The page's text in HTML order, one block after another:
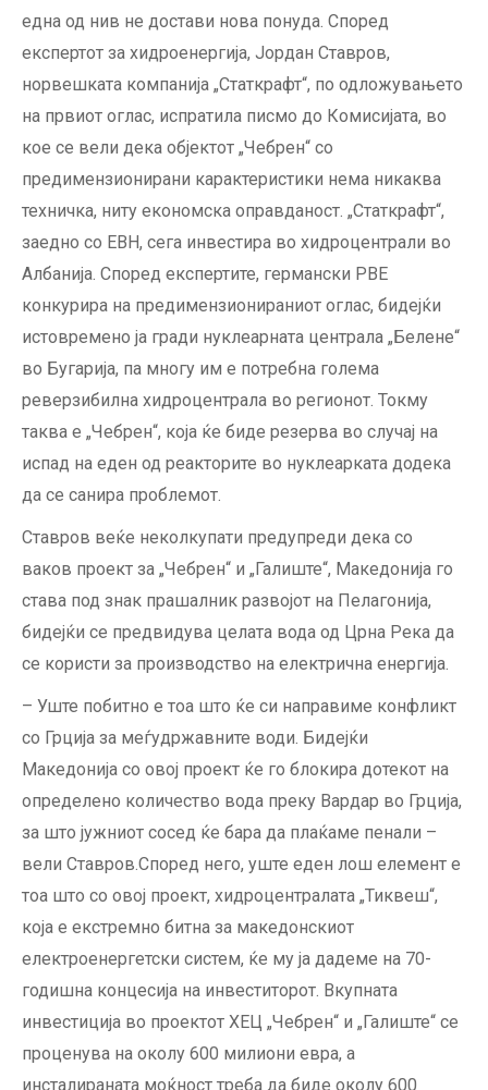
една од нив не достави нова понуда. Според
експертот за хидроенергија, Јордан Ставров,
норвешката компанија „Статкрафт“, по одложувањето
на првиот оглас, испратила писмо до Комисијата, во
кое се вели дека објектот „Чебрен“ со
предимензионирани карактеристики нема никаква
техничка, ниту економска оправданост. „Статкрафт“,
заедно со ЕВН, сега инвестира во хидроцентрали во
Албанија. Според експертите, германски РВЕ
конкурира на предимензионираниот оглас, бидејќи
истовремено ја гради нуклеарната централа „Белене“
во Бугарија, па многу им е потребна голема
реверзибилна хидроцентрала во регионот. Токму
таква е „Чебрен“, која ќе биде резерва во случај на
испад на еден од реакторите во нуклеарката додека
да се санира проблемот.
Ставров веќе неколкупати предупреди дека со
ваков проект за „Чебрен“ и „Галиште“, Македонија го
става под знак прашалник развојот на Пелагонија,
бидејќи се предвидува целата вода од Црна Река да
се користи за производство на електрична енергија.
– Уште побитно е тоа што ќе си направиме конфликт
со Грција за меѓудржавните води. Бидејќи
Македонија со овој проект ќе го блокира дотекот на
определено количество вода преку Вардар во Грција,
за што јужниот сосед ќе бара да плаќаме пенали –
вели Ставров.Според него, уште еден лош елемент е
тоа што со овој проект, хидроцентралата „Тиквеш“,
која е екстремно битна за македонскиот
електроенергетски систем, ќе му ја дадеме на 70-
годишна концесија на инвеститорот. Вкупната
инвестиција во проектот ХЕЦ „Чебрен“ и „Галиште“ се
проценува на околу 600 милиони евра, а
инсталираната моќност треба да биде околу 600